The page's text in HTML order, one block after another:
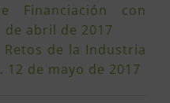
Financiación con
de abril de 2017
de la Industria
12 de mayo de 2017